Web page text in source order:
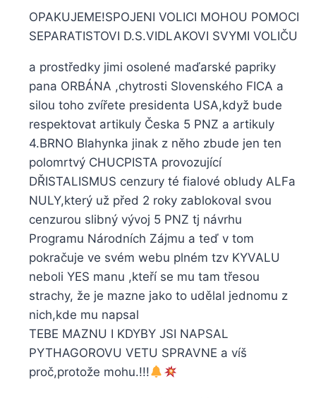
OPAKUJEME!SPOJENI VOLICI MOHOU POMOCI
SEPARATISTOVI D.S.VIDLAKOVI SVYMI VOLIČU
a prostředky jimi osolené maďarské papriky
pana ORBÁNA ,chytrosti Slovenského FICA a
silou toho zvířete presidenta USA,když bude
respektovat artikuly Česka 5 PNZ a artikuly
4.BRNO Blahynka jinak z něho zbude jen ten
polomrtvý CHUCPISTA provozující
DŘISTALISMUS cenzury té fialové obludy ALFa
NULY,který už před 2 roky zablokoval svou
cenzurou slibný vývoj 5 PNZ tj návrhu
Programu Národních Zájmu a teď v tom
pokračuje ve svém webu plném tzv KYVALU
neboli YES manu ,kteří se mu tam třesou
strachy, že je mazne jako to udělal jednomu z
nich,kde mu napsal
TEBE MAZNU I KDYBY JSI NAPSAL
PYTHAGOROVU VETU SPRAVNE a víš
proč,protože mohu.!!!